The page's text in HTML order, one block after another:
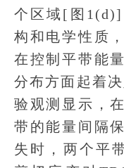
个区域[图1(d)]
构和电学性质
在控制平带能
分布方面起着
验观测显示，
带的能量间隔
失时，两个平